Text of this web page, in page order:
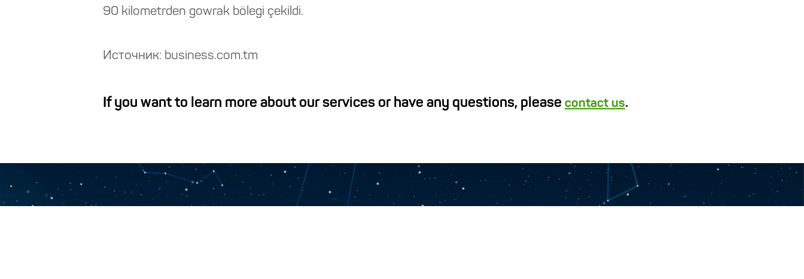
90 kilometrden gowrak bölegi çekildi.
Источник: business.com.tm
If you want to learn more about our services or have any questions, please contact us.